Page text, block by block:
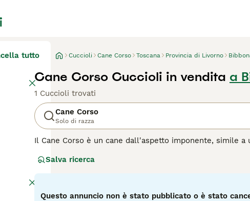
tutto Cuccioli Cane Corso Toscana Provincia di Livorno
Cane Corso Cuccioli in vendita a
1 Cuccioli trovati
Cane Corso
Solo di razza
Il Cane Corso è un cane dall'aspetto imponente, simile
aspetto meraviglioso e alla loro natura amichevole e
Leggi la nostra pagina di consigli sul Cane Corso per
Salva ricerca
Questo annuncio non è stato pubblicato o è stato